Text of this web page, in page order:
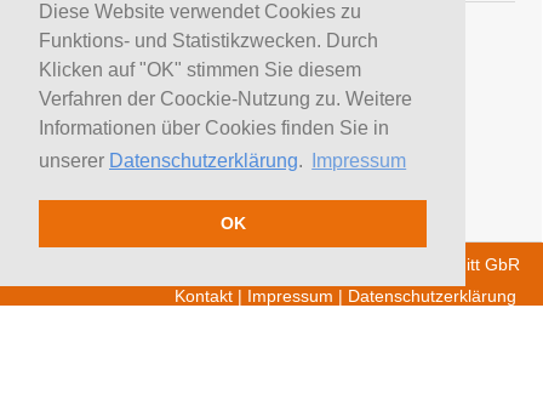
Diese Website verwendet Cookies zu
Funktions- und Statistikzwecken. Durch
Klicken auf "OK" stimmen Sie diesem
Verfahren der Coockie-Nutzung zu. Weitere
Informationen über Cookies finden Sie in
unserer Datenschutzerklärung. Impressum
OK
Vorträge / Keynotes
Service
LinkedIn
YouTube Moderatoren
YouTube Referenten
H&S News
Moderatoren suchen
Trainer suchen
© 2026 H&S Medienservice - Tobias Hoffmann Rita Schmitt GbR
Kontakt | Impressum | Datenschutzerklärung